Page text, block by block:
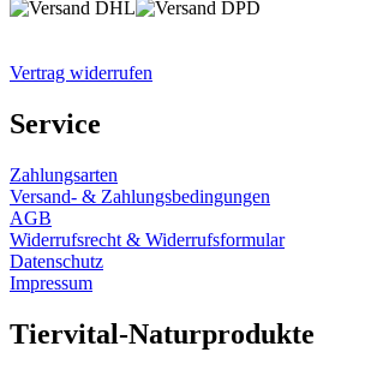
Vertrag widerrufen
Service
Zahlungsarten
Versand- & Zahlungsbedingungen
AGB
Widerrufsrecht & Widerrufsformular
Datenschutz
Impressum
Tiervital-Naturprodukte